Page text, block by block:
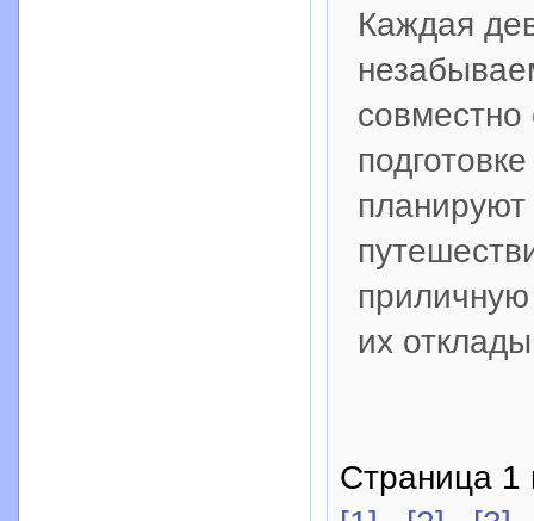
Каждая
приличную
их
Страница 1